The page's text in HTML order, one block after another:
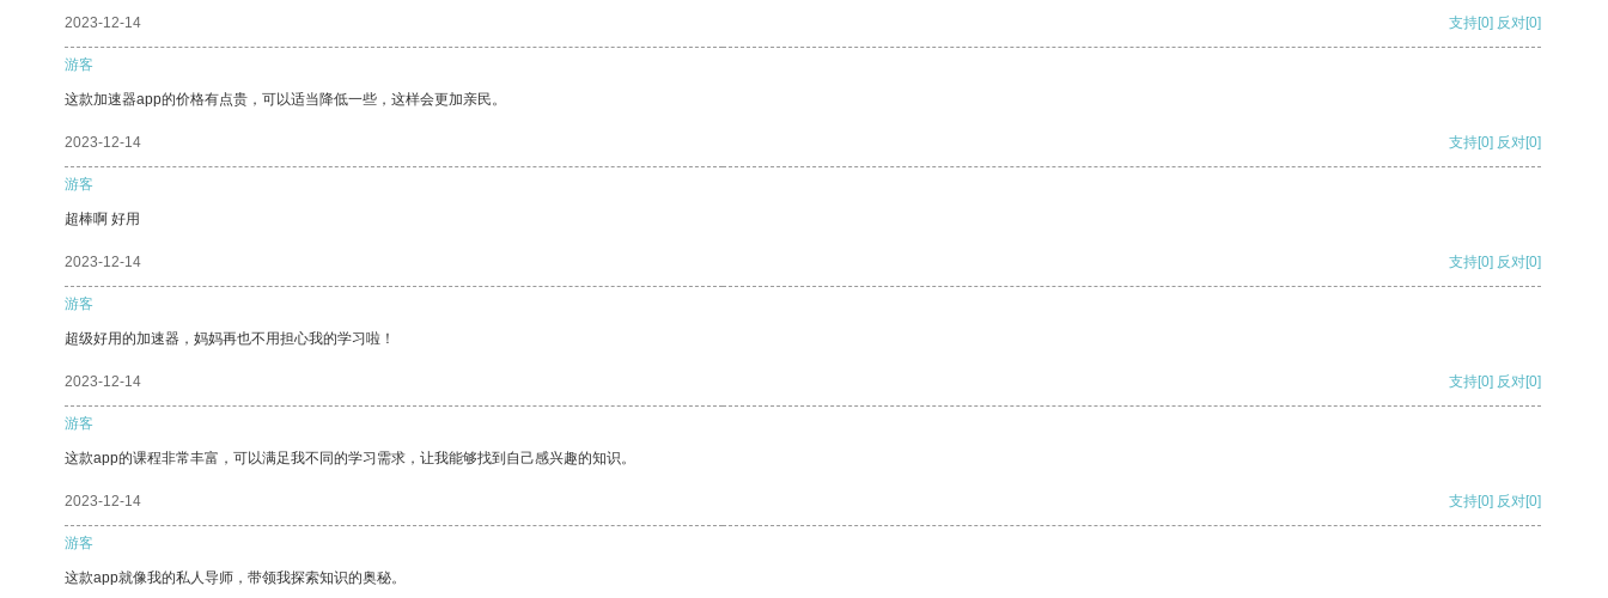
2023-12-14 支持[0] 反对[0]
游客
这款加速器app的价格有点贵，可以适当降低一些，这样会更加亲民。
2023-12-14 支持[0] 反对[0]
游客
超棒啊 好用
2023-12-14 支持[0] 反对[0]
游客
超级好用的加速器，妈妈再也不用担心我的学习啦！
2023-12-14 支持[0] 反对[0]
游客
这款app的课程非常丰富，可以满足我不同的学习需求，让我能够找到自己感兴趣的知识。
2023-12-14 支持[0] 反对[0]
游客
这款app就像我的私人导师，带领我探索知识的奥秘。